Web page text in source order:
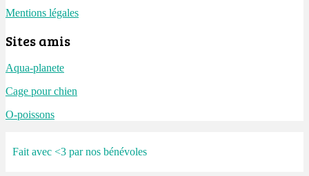
Mentions légales
Sites amis
Aqua-planete
Cage pour chien
O-poissons
Fait avec <3 par nos bénévoles